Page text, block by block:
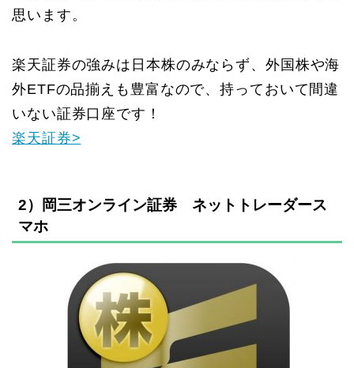
思います。
楽天証券の強みは日本株のみならず、外国株や海
外ETFの品揃えも豊富なので、持っておいて間違
いない証券口座です！
楽天証券>
2）岡三オンライン証券 ネットトレーダース
マホ